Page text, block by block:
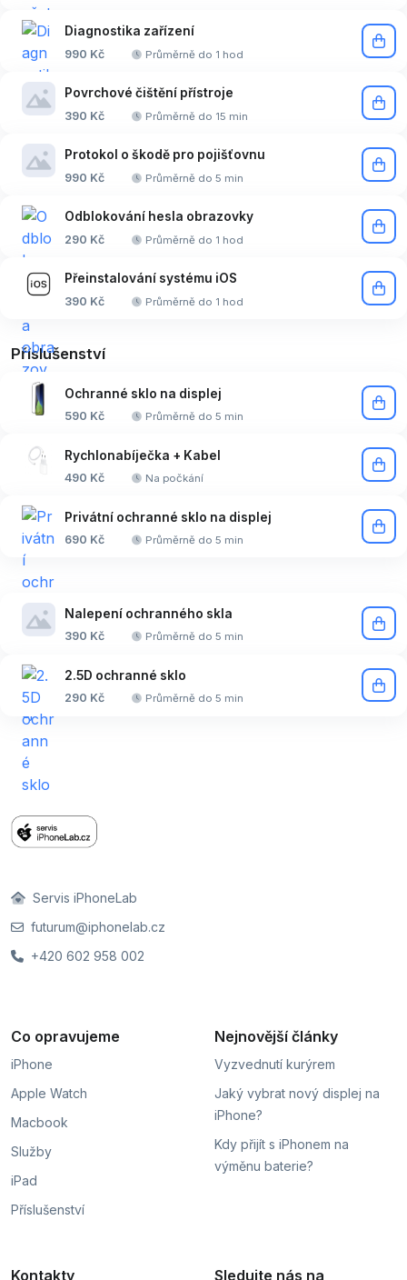
Diagnostika zařízení
990 Kč Průměrně do 1 hod
Povrchové čištění přístroje
390 Kč Průměrně do 15 min
Protokol o škodě pro pojišťovnu
990 Kč Průměrně do 5 min
Odblokování hesla obrazovky
290 Kč Průměrně do 1 hod
Přeinstalování systému iOS
390 Kč Průměrně do 1 hod
Příslušenství
Ochranné sklo na displej
590 Kč Průměrně do 5 min
Rychlonabíječka + Kabel
490 Kč Na počkání
Privátní ochranné sklo na displej
690 Kč Průměrně do 5 min
Nalepení ochranného skla
390 Kč Průměrně do 5 min
2.5D ochranné sklo
290 Kč Průměrně do 5 min
Servis iPhoneLab
futurum@iphonelab.cz
+420 602 958 002
Co opravujeme
iPhone
Apple Watch
Macbook
Služby
iPad
Příslušenství
Nejnovější články
Vyzvednutí kurýrem
Jaký vybrat nový displej na
iPhone?
Kdy přijít s iPhonem na
výměnu baterie?
Kontakty Sledujte nás na